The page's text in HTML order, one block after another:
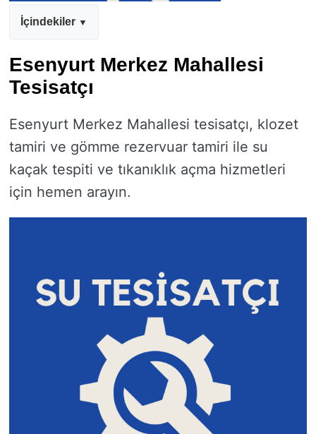
İçindekiler
Esenyurt Merkez Mahallesi
Tesisatçı
Esenyurt Merkez Mahallesi tesisatçı, klozet
tamiri ve gömme rezervuar tamiri ile su
kaçak tespiti ve tıkanıklık açma hizmetleri
için hemen arayın.